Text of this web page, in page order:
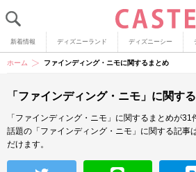
新着情報 ディズニーランド ディズニーシー
ホーム ファインディング・ニモに関するまとめ
「ファインディング・ニモ」に関す
「ファインディング・ニモ」に関するまとめが31
話題の「ファインディング・ニモ」に関する記事
だけます。